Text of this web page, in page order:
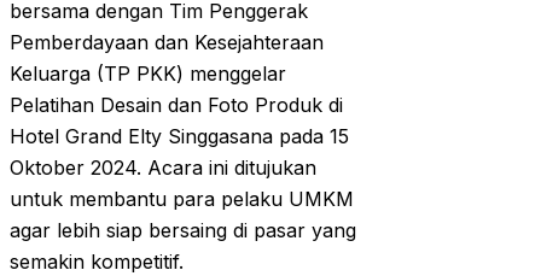
bersama dengan Tim Penggerak
Pemberdayaan dan Kesejahteraan
Keluarga (TP PKK) menggelar
Pelatihan Desain dan Foto Produk di
Hotel Grand Elty Singgasana pada 15
Oktober 2024. Acara ini ditujukan
untuk membantu para pelaku UMKM
agar lebih siap bersaing di pasar yang
semakin kompetitif.